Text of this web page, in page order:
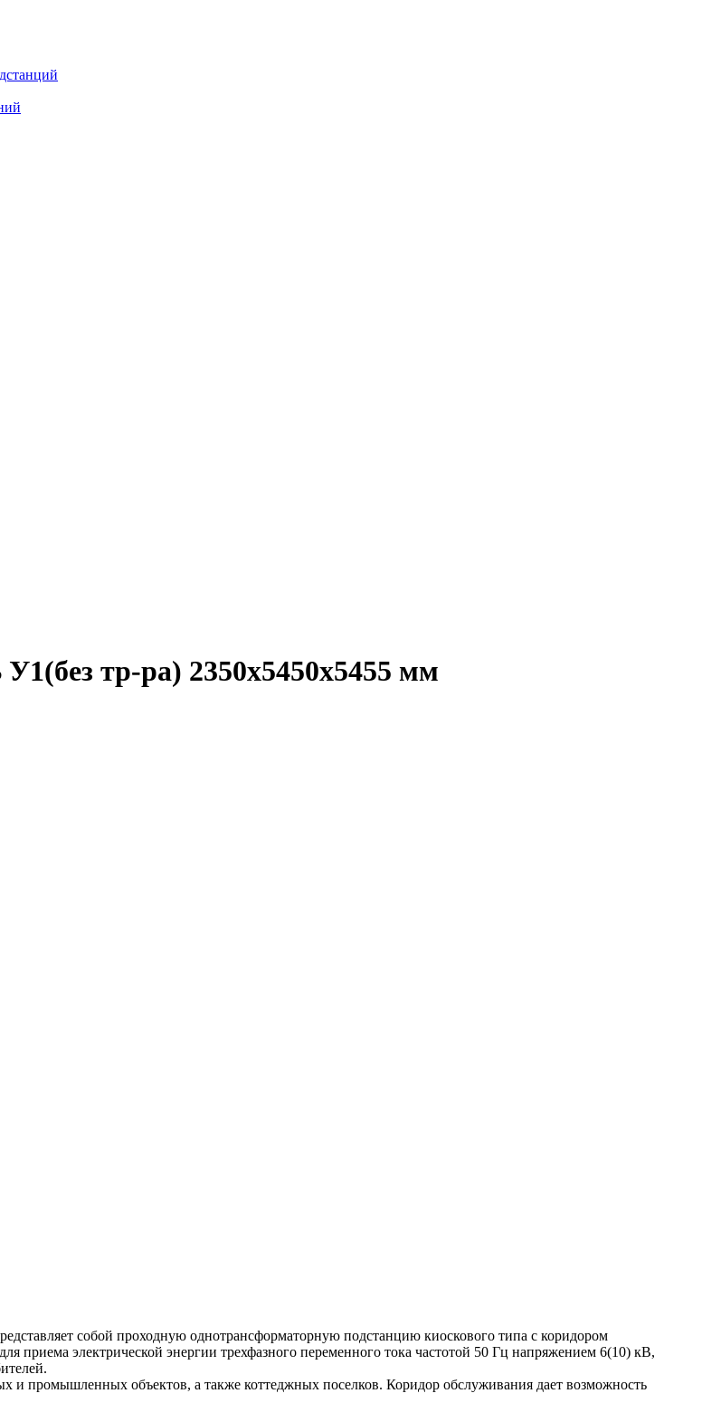
тр-ра) 2350х5450х5455 мм
собой проходную однотрансформаторную подстанцию киоскового типа с коридором
приема электрической энергии трехфазного переменного тока частотой 50 Гц напряжением 6(10) кВ,
промышленных объектов, а также коттеджных поселков. Коридор обслуживания дает возможность